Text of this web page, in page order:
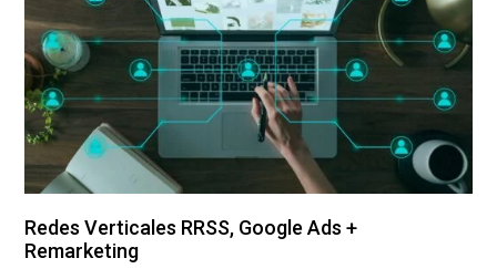
Redes Verticales RRSS, Google Ads +
Remarketing